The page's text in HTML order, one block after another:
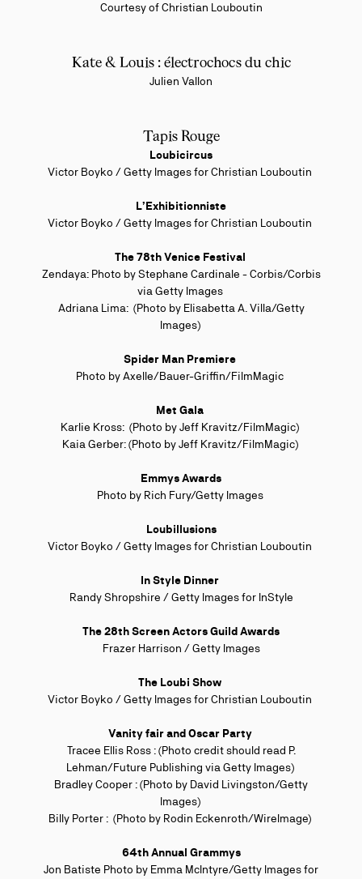
Courtesy of Christian Louboutin
Kate & Louis : électrochocs du chic
Julien Vallon
Tapis Rouge
Loubicircus
Victor Boyko / Getty Images for Christian Louboutin
L’Exhibitionniste
Victor Boyko / Getty Images for Christian Louboutin
The 78th Venice Festival
Zendaya: Photo by Stephane Cardinale - Corbis/Corbis
via Getty Images
Adriana Lima: (Photo by Elisabetta A. Villa/Getty
Images)
Spider Man Premiere
Photo by Axelle/Bauer-Griffin/FilmMagic
Met Gala
Karlie Kross: (Photo by Jeff Kravitz/FilmMagic)
Kaia Gerber:(Photo by Jeff Kravitz/FilmMagic)
Emmys Awards
Photo by Rich Fury/Getty Images
Loubillusions
Victor Boyko / Getty Images for Christian Louboutin
In Style Dinner
Randy Shropshire / Getty Images for InStyle
The 28th Screen Actors Guild Awards
Frazer Harrison / Getty Images
The Loubi Show
Victor Boyko / Getty Images for Christian Louboutin
Vanity fair and Oscar Party
Tracee Ellis Ross : (Photo credit should read P.
Lehman/Future Publishing via Getty Images)
Bradley Cooper : (Photo by David Livingston/Getty
Images)
Billy Porter : (Photo by Rodin Eckenroth/WireImage)
64thAnnual Grammys
Jon Batiste Photo by Emma McIntyre/Getty Images for